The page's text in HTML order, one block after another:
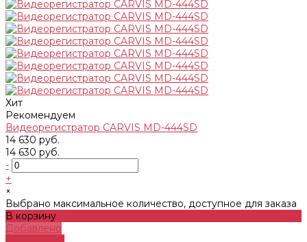
Хит
Рекомендуем
Видеорегистратор CARVIS MD-444SD
14 630 руб.
14 630 руб.
-
+
×
Выбрано максимальное количество, доступное для заказа
В корзину
Добавлено